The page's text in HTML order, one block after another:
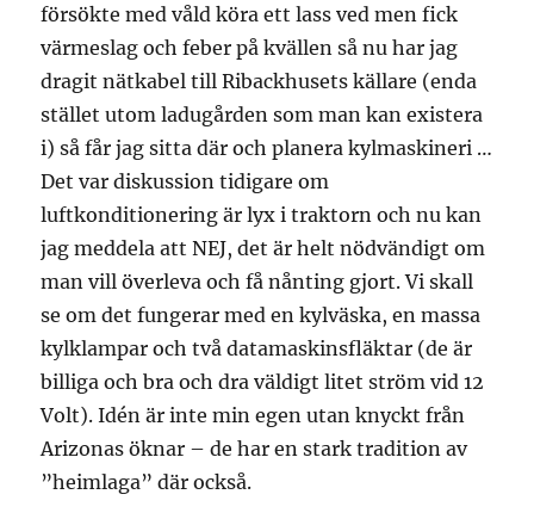
försökte med våld köra ett lass ved men fick
värmeslag och feber på kvällen så nu har jag
dragit nätkabel till Ribackhusets källare (enda
stället utom ladugården som man kan existera
i) så får jag sitta där och planera kylmaskineri …
Det var diskussion tidigare om
luftkonditionering är lyx i traktorn och nu kan
jag meddela att NEJ, det är helt nödvändigt om
man vill överleva och få nånting gjort. Vi skall
se om det fungerar med en kylväska, en massa
kylklampar och två datamaskinsfläktar (de är
billiga och bra och dra väldigt litet ström vid 12
Volt). Idén är inte min egen utan knyckt från
Arizonas öknar – de har en stark tradition av
”heimlaga” där också.